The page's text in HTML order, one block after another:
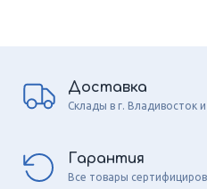
Доставка
Склады в г. Владивосток
Гарантия
Все товары